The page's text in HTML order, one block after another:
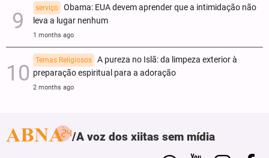
serviço
Obama: EUA devem aprender que a intimidação não
leva a lugar nenhum
1 months ago
Temas Religiosos
A pureza no Islã: da limpeza exterior à
preparação espiritual para a adoração
2 months ago
A voz dos xiitas sem mídia